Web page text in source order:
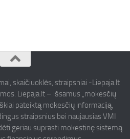
skaičiuoklės, straipsniai -Liepaja.lt
Liepaja.lt – išsamus „mokesčių
pateiktą mokesčių informaciją,
straipsnius bei naujausias VMI
geriau suprasti mokestinę sistemą